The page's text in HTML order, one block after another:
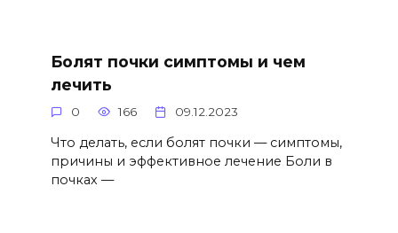
Болят почки симптомы и чем
лечить
0 166 09.12.2023
Что делать, если болят почки — симптомы,
причины и эффективное лечение Боли в
почках —